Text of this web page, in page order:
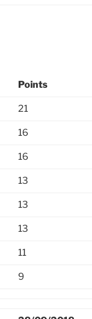
Points
21
16
16
13
13
13
11
9